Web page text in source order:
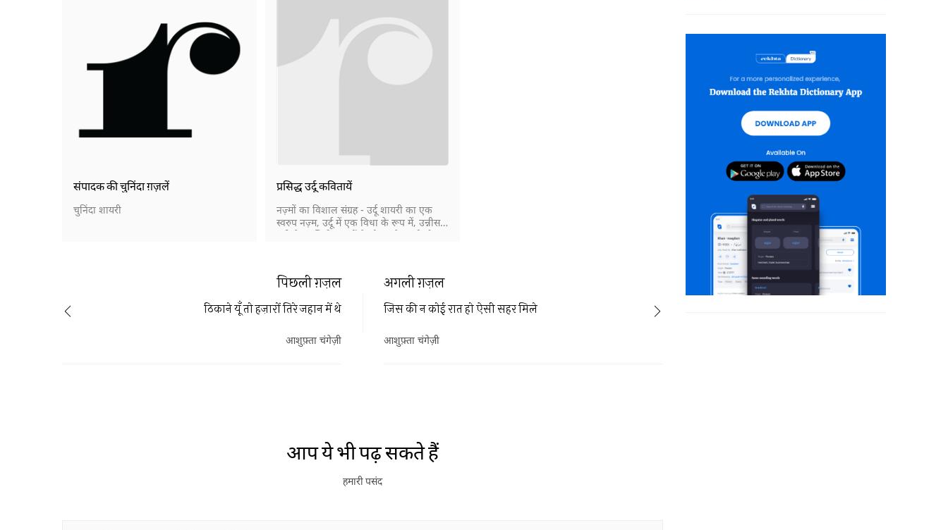
संपादक की चुनिंदा ग़ज़लें
चुनिंदा शायरी
प्रसिद्ध उर्दू कवितायें
नज़्मों का विशाल संग्रह - उर्दू शायरी का एक
स्वरुप नज़्म, उर्दू में एक विधा के रूप में, उन्नीसवीं
अब नसरी नज़्म (गद्द-कविता) भी उर्दू में स्थापित
हो गई है।
अगली ग़ज़ल
जिस की न कोई रात हो ऐसी सहर मिले
आशुफ़्ता चंगेज़ी
पिछली ग़ज़ल
ठिकाने यूँ तो हज़ारों तिरे जहान में थे
आशुफ़्ता चंगेज़ी
आप ये भी पढ़ सकते हैं
हमारी पसंद